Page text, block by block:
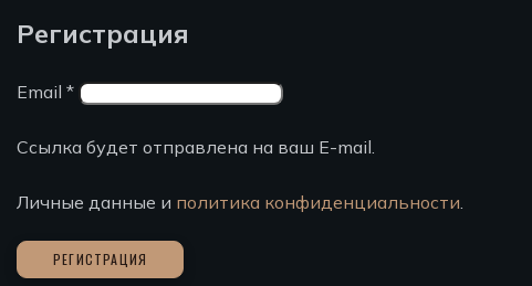
Регистрация
Email *
Ссылка будет отправлена на ваш E-mail.
Личные данные и политика конфиденциальности
РЕГИСТРАЦИЯ